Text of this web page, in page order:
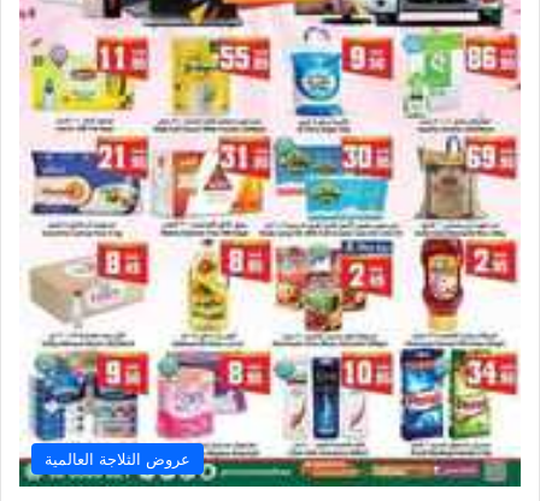
عروض الثلاجة العالمية